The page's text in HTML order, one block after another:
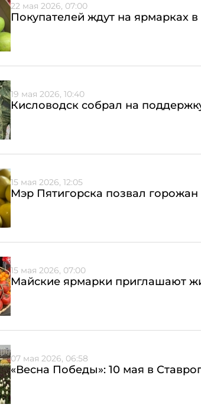
22 мая 2026, 07:00
Покупателей ждут на ярмарках
19 мая 2026, 10:40
Кисловодск собрал на
15 мая 2026, 12:05
Мэр Пятигорска позвал
15 мая 2026, 07:00
Майские ярмарки приглашают
07 мая 2026, 06:58
«Весна Победы»: 10 мая в